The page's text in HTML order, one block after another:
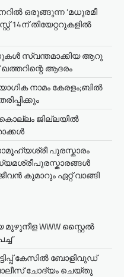
ഒരുങ്ങുന്ന ‘മധുരമീ
14ന് തിയേറ്ററുകളിൽ
സ്വന്തമാക്കിയ ആറു
ആദരം
നാമം കേരളം;ബില്‍
ജില്ലയിൽ
പുരസ്കാരം
കുമാറും ഏറ്റ് വാങ്ങി
WWW സ്റ്റൈൽ
കേസിൽ ബോളിവുഡ്
ചോദ്യം ചെയ്തു